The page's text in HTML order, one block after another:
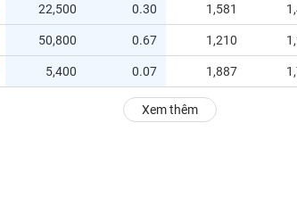
22,500 0.30 1,581
50,800 0.67 1,210
5,400 0.07 1,887
Xem thêm